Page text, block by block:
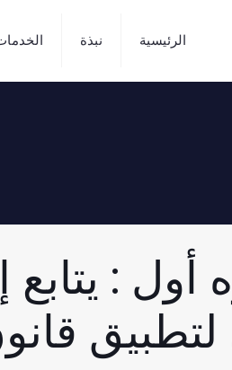
الرئيسية نبذة
:
قانون